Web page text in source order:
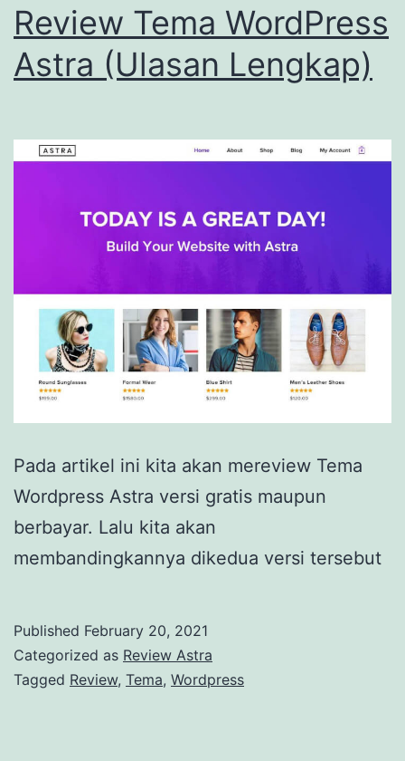
Review Tema WordPress
Astra (Ulasan Lengkap)
Pada artikel ini kita akan mereview Tema
Wordpress Astra versi gratis maupun
berbayar. Lalu kita akan
membandingkannya dikedua versi tersebut
Published February 20, 2021
Categorized as Review Astra
Tagged Review, Tema, Wordpress